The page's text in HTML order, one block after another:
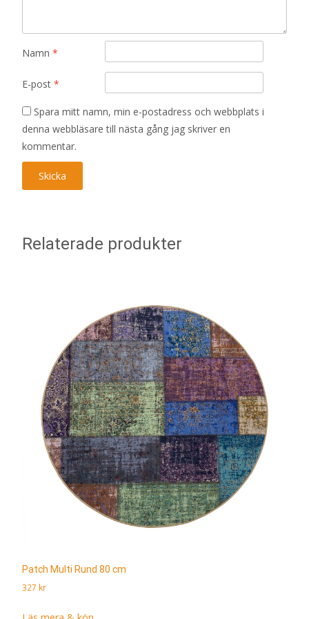
Namn *
E-post *
Spara mitt namn, min e-postadress och webbplats i
denna webbläsare till nästa gång jag skriver en
kommentar.
Relaterade produkter
Patch Multi Rund 80 cm
327 kr